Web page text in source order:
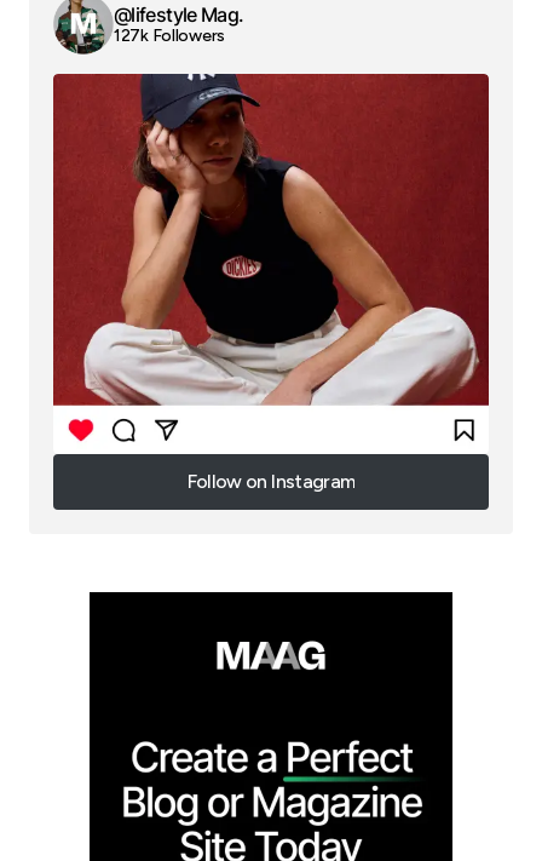
@lifestyle Mag.
127k Followers
Follow on Instagram
Follow on Instagram